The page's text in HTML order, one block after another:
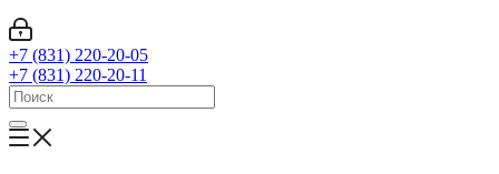
+7 (831) 220-20-05
+7 (831) 220-20-11